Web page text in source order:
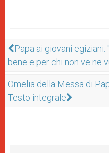
Papa ai giovani
bene e per chi non ve ne
Omelia della Messa di
Testo integrale